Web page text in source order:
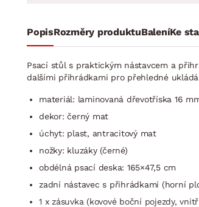
PopisRozměry produktuBaleníKe
Psací stůl s praktickým nástavcem a
dalšími přihrádkami pro přehledné
materiál: laminovaná dřevotříska 16
dekor: černý mat
úchyt: plast, antracitový mat
nožky: kluzáky (černé)
obdélná psací deska: 165×47,5 cm
zadní nástavec s přihrádkami (horní
1 x zásuvka (kovové boční pojezdy,